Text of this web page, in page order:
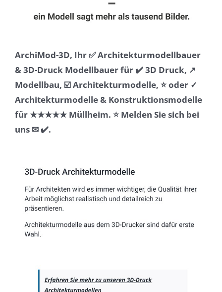
ArchiMod-3D, Ihr ✅ Architekturmodellbauer
& 3D-Druck Modellbauer für ✔️ 3D Druck, ↗️
Modellbau, ☑️ Architekturmodelle, ⭐ oder ✓
Architekturmodelle & Konstruktionsmodelle
für ★★★★★ Müllheim. ⭐ Melden Sie sich bei
uns ✉ ✔️.